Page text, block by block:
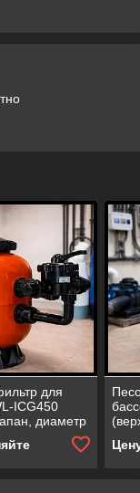
для
ICG450
диаметр
= 8